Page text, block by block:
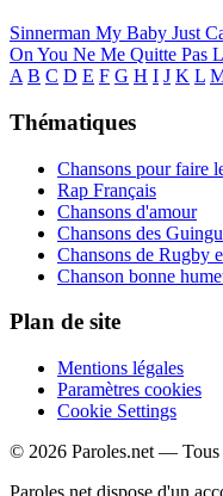
Sinnerman My Baby Just
On You Ne Me Quitte Pas
A B C D E F G H I J K L
Thématiques
Chansons pour faire
Rap Français
Chansons d'amour
Chansons des
Chansons de Rugby
Chanson bonne
Plan de site
Mentions légales
Paramètres cookies
Cookie Settings
© 2026 Paroles.net — Tous